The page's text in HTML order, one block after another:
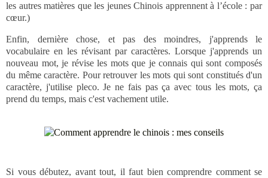
les autres matières que les jeunes Chinois apprennent à l’école : par
cœur.)
Enfin, dernière chose, et pas des moindres, j'apprends le
vocabulaire en les révisant par caractères. Lorsque j'apprends un
nouveau mot, je révise les mots que je connais qui sont composés
du même caractère. Pour retrouver les mots qui sont constitués d'un
caractère, j'utilise pleco. Je ne fais pas ça avec tous les mots, ça
prend du temps, mais c'est vachement utile.
Si vous débutez, avant tout, il faut bien comprendre comment se